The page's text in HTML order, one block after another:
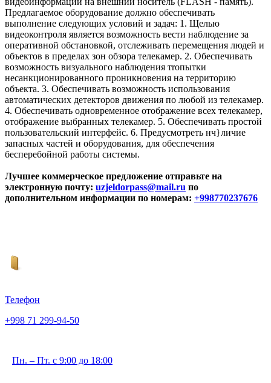
Предлагаемое оборудование должно обеспечивать
выполнение следующих условий и задач: 1. Щелью
видеоконтроля является возможность вести наблюдение за
оперативной обстановкой, отслеживать перемещения людей и
объектов в пределах зон обзора телекамер. 2. Обеспечивать
возможность визуального наблюдения тrопытки
несанкционированного проникновения на территорию
объекта. 3. Обеспечивать возможность использования
автоматических детекторов движения по любой из телекамер.
4. Обеспечивать одновременное отображение всех телекамер,
отображение выбранных телекамер. 5. Обеспечивать простой
пользовательский интерфейс. 6. Предусмотреть нч}личие
запасных частей и оборудования, для обеспечения
бесперебойной работы системы.
Лучшее коммерческое предложение отправьте на
электронную почту: uzjeldorpass@mail.ru по
дополнительном информации по номерам: +998770237676
Телефон
+998 71 299-94-50
Пн. – Пт. с 9:00 до 18:00